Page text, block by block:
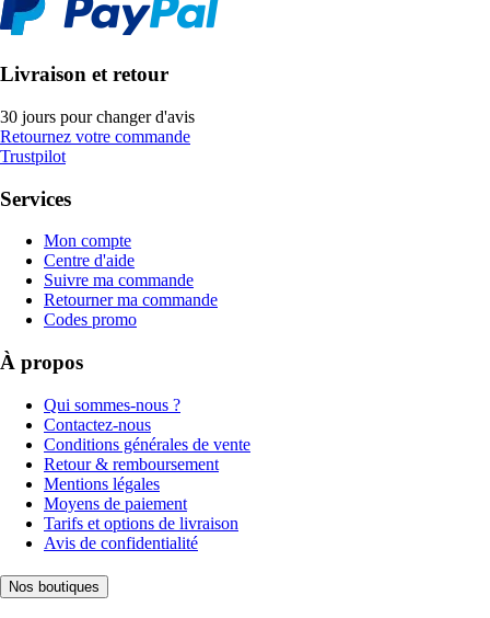
Livraison et retour
30 jours pour changer d'avis
Retournez votre commande
Trustpilot
Services
Mon compte
Centre d'aide
Suivre ma commande
Retourner ma commande
Codes promo
À propos
Qui sommes-nous ?
Contactez-nous
Conditions générales de vente
Retour & remboursement
Mentions légales
Moyens de paiement
Tarifs et options de livraison
Avis de confidentialité
Nos boutiques